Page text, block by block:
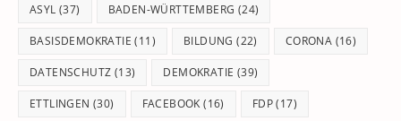
ASYL (37) BADEN-WÜRTTEMBERG (24)
BASISDEMOKRATIE (11) BILDUNG (22) CORONA (16)
DATENSCHUTZ (13) DEMOKRATIE (39)
ETTLINGEN (30) FACEBOOK (16) FDP(17)